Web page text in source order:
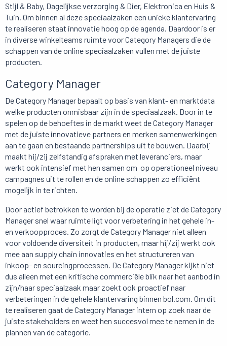
Stijl & Baby, Dagelijkse verzorging & Dier, Elektronica en Huis &
Tuin. Om binnen al deze speciaalzaken een unieke klantervaring
te realiseren staat innovatie hoog op de agenda. Daardoor is er
in diverse winkelteams ruimte voor Category Managers die de
schappen van de online speciaalzaken vullen met de juiste
producten.
Category Manager
De Category Manager bepaalt op basis van klant- en marktdata
welke producten onmisbaar zijn in de speciaalzaak. Door in te
spelen op de behoeftes in de markt weet de Category Manager
met de juiste innovatieve partners en merken samenwerkingen
aan te gaan en bestaande partnerships uit te bouwen. Daarbij
maakt hij/zij zelfstandig afspraken met leveranciers, maar
werkt ook intensief met hen samen om op operationeel niveau
campagnes uit te rollen en de online schappen zo efficiënt
mogelijk in te richten.
Door actief betrokken te worden bij de operatie ziet de Category
Manager snel waar ruimte ligt voor verbetering in het gehele in-
en verkoopproces. Zo zorgt de Category Manager niet alleen
voor voldoende diversiteit in producten, maar hij/zij werkt ook
mee aan supply chain innovaties en het structureren van
inkoop- en sourcingprocessen. De Category Manager kijkt niet
dus alleen met een kritische commerciële blik naar het aanbod in
zijn/haar speciaalzaak maar zoekt ook proactief naar
verbeteringen in de gehele klantervaring binnen bol.com. Om dit
te realiseren gaat de Category Manager intern op zoek naar de
juiste stakeholders en weet hen succesvol mee te nemen in de
plannen van de categorie.